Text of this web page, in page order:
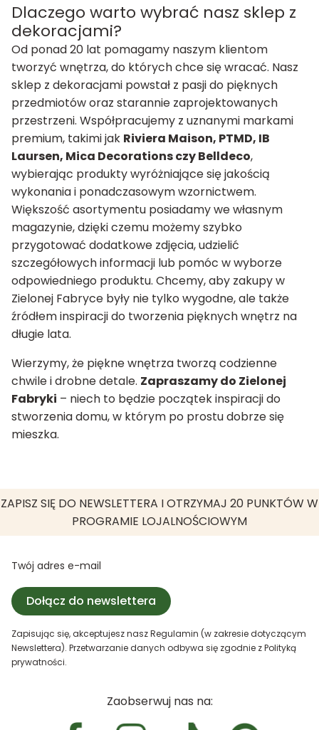
Dlaczego warto wybrać nasz sklep z
dekoracjami?
Od ponad 20 lat pomagamy naszym klientom
tworzyć wnętrza, do których chce się wracać. Nasz
sklep z dekoracjami powstał z pasji do pięknych
przedmiotów oraz starannie zaprojektowanych
przestrzeni. Współpracujemy z uznanymi markami
premium, takimi jak Riviera Maison, PTMD, IB
Laursen, Mica Decorations czy Belldeco,
wybierając produkty wyróżniające się jakością
wykonania i ponadczasowym wzornictwem.
Większość asortymentu posiadamy we własnym
magazynie, dzięki czemu możemy szybko
przygotować dodatkowe zdjęcia, udzielić
szczegółowych informacji lub pomóc w wyborze
odpowiedniego produktu. Chcemy, aby zakupy w
Zielonej Fabryce były nie tylko wygodne, ale także
źródłem inspiracji do tworzenia pięknych wnętrz na
długie lata.
Wierzymy, że piękne wnętrza tworzą codzienne
chwile i drobne detale. Zapraszamy do Zielonej
Fabryki – niech to będzie początek inspiracji do
stworzenia domu, w którym po prostu dobrze się
mieszka.
ZAPISZ SIĘ DO NEWSLETTERA I OTRZYMAJ 20 PUNKTÓW W
PROGRAMIE LOJALNOŚCIOWYM
Twój adres e-mail
Dołącz do newslettera
Zapisując się, akceptujesz nasz Regulamin (w zakresie dotyczącym
Newslettera). Przetwarzanie danych odbywa się zgodnie z Polityką
prywatności.
Zaobserwuj nas na: